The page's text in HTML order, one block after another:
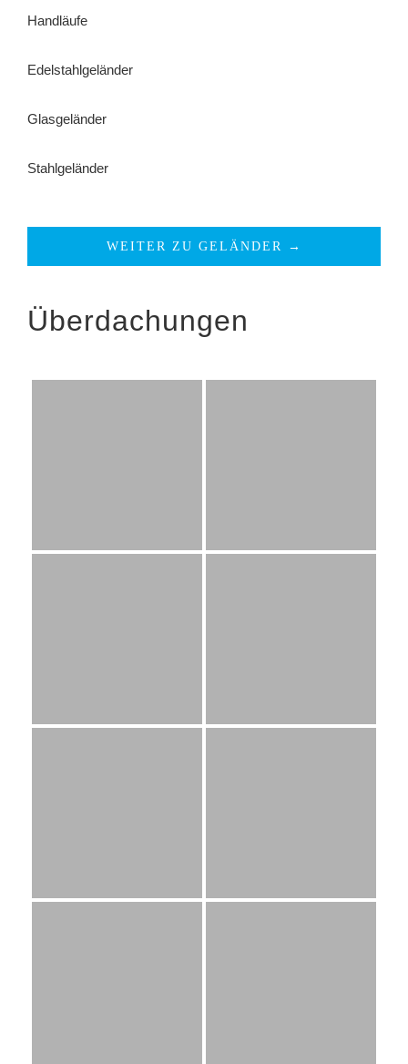
Handläufe
Edelstahlgeländer
Glasgeländer
Stahlgeländer
WEITER ZU GELÄNDER →
Überdachungen